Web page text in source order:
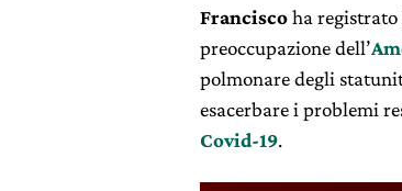
Franciscoha
preoccupazione dell’
polmonare degli
esacerbare i problemi
Covid-19.